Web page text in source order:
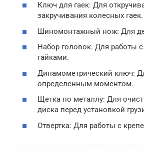
Ключ для гаек: Для
закручивания колесных гаек.
Шиномонтажный нож: Для
Набор головок: Для работы
гайками.
Динамометрический ключ:
определенным моментом.
Щетка по металлу: Для
диска перед установкой
Отвертка: Для работы с